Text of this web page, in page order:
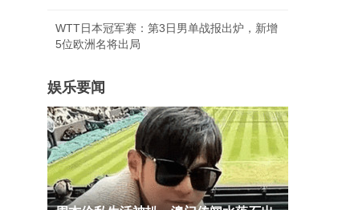
WTT日本冠军赛：第3日男单战报出炉，新增
5位欧洲名将出局
娱乐要闻